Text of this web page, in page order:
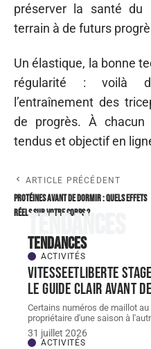
préserver la santé du
terrain à de futurs
Un élastique, la bonne
régularité : voilà
l’entraînement des
de progrès. À chacun
tendus et objectif en
ARTICLE PRÉCÉDENT
Protéines avant de dormir : quels effets
réels sur votre corps ?
Tendances
Tendances
ACTIVITÉS
Vitesseetliberte
le guide clair avant
Certains numéros de maillot
propriétaire d'une saison à
31 juillet 2026
ACTIVITÉS